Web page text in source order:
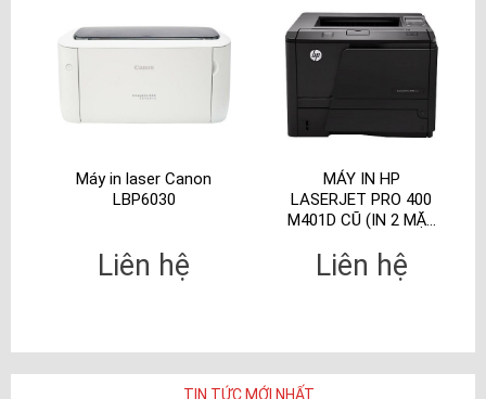
Máy in laser Canon
LBP6030
Liên hệ
MÁY IN HP
LASERJET PRO 400
M401D CŨ (IN 2 MẶT
Liên hệ
TIN TỨC MỚI NHẤT